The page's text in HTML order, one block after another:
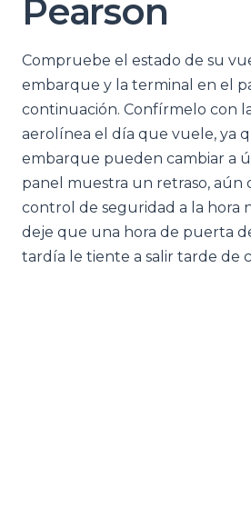
Pearson
Compruebe el estado de su
embarque y la terminal en el
continuación. Confírmelo con
aerolínea el día que vuele, ya
embarque pueden cambiar a
panel muestra un retraso, aún
control de seguridad a la hora
deje que una hora de puerta
tardía le tiente a salir tarde de